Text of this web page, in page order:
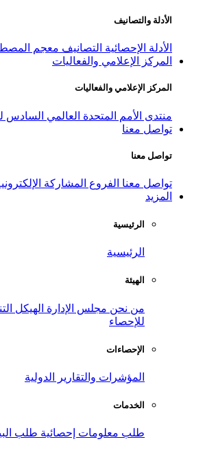
الأدلة والتصانيف
الأدلة الإحصائية التصانيف معجم
المركز الإعلامي والفعاليات
المركز الإعلامي والفعاليات
منتدى الأمم المتحدة العالمي السادس
تواصل معنا
تواصل معنا
تواصل معنا الفروع المشاركة
المزيد
الرئيسية
الرئيسية
الهيئة
من نحن مجلس الإدارة الهيكل
للإحصاء
الإحصاءات
المؤشرات والتقارير الدولية
الخدمات
طلب معلومات إحصائية طلب